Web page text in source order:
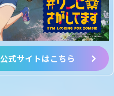
公式サイトはこちら